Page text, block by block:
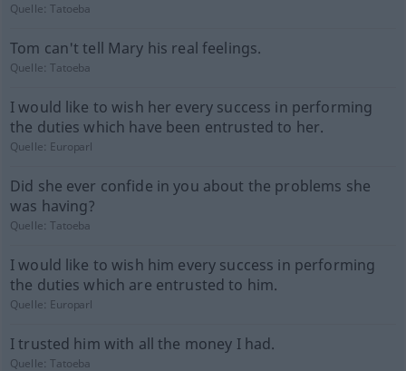
Quelle:Tatoeba
Tom can't tell Mary his real feelings.
Quelle:Tatoeba
I would like to wish her every success in performing
the duties which have been entrusted to her.
Quelle: Europarl
Did she ever confide in you about the problems she
was having?
Quelle:Tatoeba
I would like to wish him every success in performing
the duties which are entrusted to him.
Quelle: Europarl
I trusted him with all the money I had.
Quelle:Tatoeba